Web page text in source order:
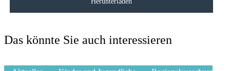
Das könnte Sie auch interessieren